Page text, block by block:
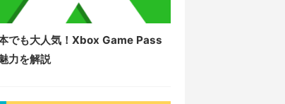
でも大人気！Xbox Game Pass
力を解説